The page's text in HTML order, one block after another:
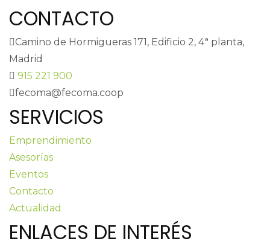
CONTACTO
Camino de Hormigueras 171, Edificio 2, 4ª planta,
Madrid
915 221 900
fecoma@fecoma.coop
SERVICIOS
Emprendimiento
Asesorías
Eventos
Contacto
Actualidad
ENLACES DE INTERÉS